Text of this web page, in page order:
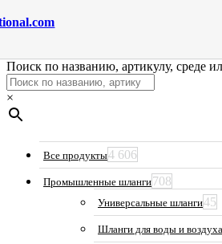
Поиск по названию, артикулу, среде
×
Все продукты4 606
Промышленные шланги708
Универсальные шланги45
Шланги для воды и воздуха